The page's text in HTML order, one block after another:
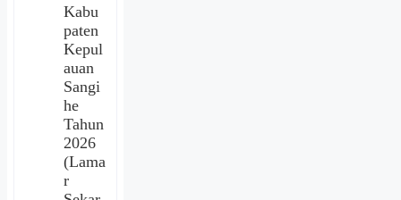
Kabu
paten
Kepul
auan
Sangi
he
Tahun
2026
(Lama
r